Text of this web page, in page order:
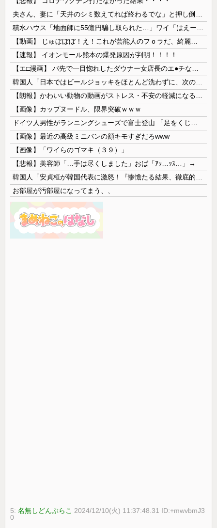
【速報】 イオンモール熊本の爆発原因が判明！！！！
【画像】カップヌードル、限界突破ｗｗｗ
【画像】最近の高級ミニバンの顔キモすぎだろwww
【画像】「ワイらのゴマキ（３９）」
【悲報】美容師「…手は尽くしました」おば「ｱｯ…ｯｽ…」→
お部屋が汚部屋になってまう、、
5:名無しどんぶらこ 2024/12/10(火) 11:37:48.31 ID:+mwvbmJ3
0